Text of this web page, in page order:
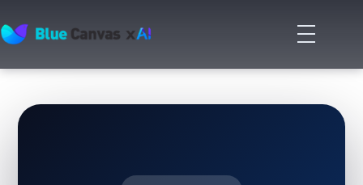
BLUECANVAS
메
뉴
기